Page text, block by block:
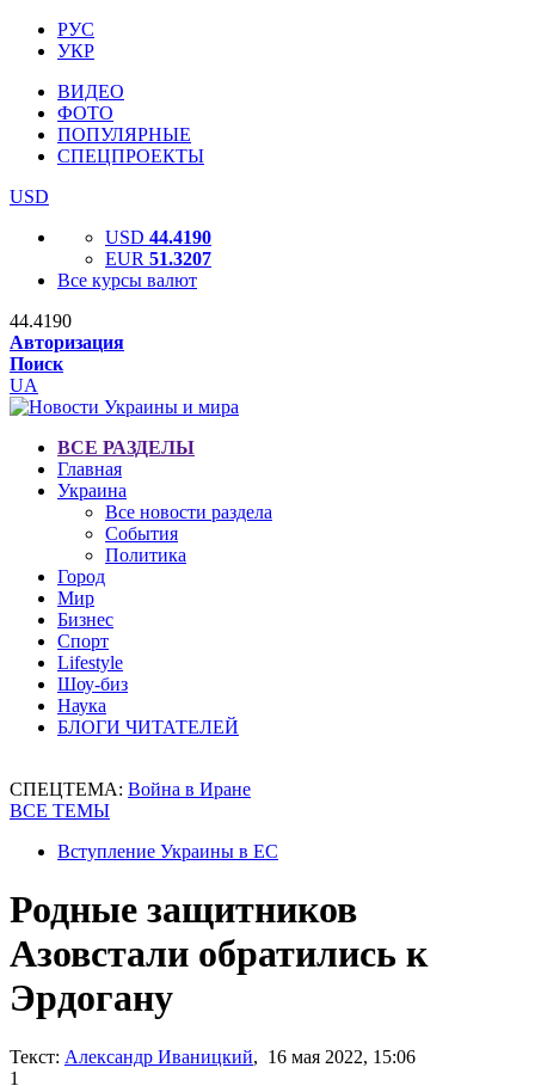
РУС
УКР
ВИДЕО
ФОТО
ПОПУЛЯРНЫЕ
СПЕЦПРОЕКТЫ
USD
USD 44.4190
EUR 51.3207
Все курсы валют
44.4190
Авторизация
Поиск
UA
ВСЕ РАЗДЕЛЫ
Главная
Украина
Все новости раздела
События
Политика
Город
Мир
Бизнес
Спорт
Lifestyle
Шоу-биз
Наука
БЛОГИ ЧИТАТЕЛЕЙ
СПЕЦТЕМА: Война в Иране
ВСЕ ТЕМЫ
Вступление Украины в ЕС
Родные защитников
Азовстали обратились к
Эрдогану
Текст: Александр Иваницкий, 16 мая 2022, 15:06
1